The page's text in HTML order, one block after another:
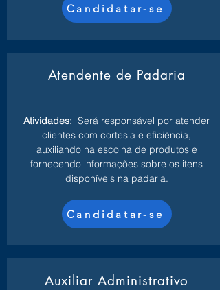
Candidatar-se
Atendente de Padaria
Atividades: Será responsável por atender
clientes com cortesia e eficiência,
auxiliando na escolha de produtos e
fornecendo informações sobre os itens
disponíveis na padaria.
Candidatar-se
Auxiliar Administrativo